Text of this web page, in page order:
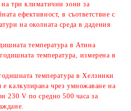
три климатични зони за
ефективност, в съответствие с
на околната среда в дадения
температура в Атина
температура, измерена в
температура в Хелзинки
калкулирана чрез умножаване на
230 V по средно 500 часа за